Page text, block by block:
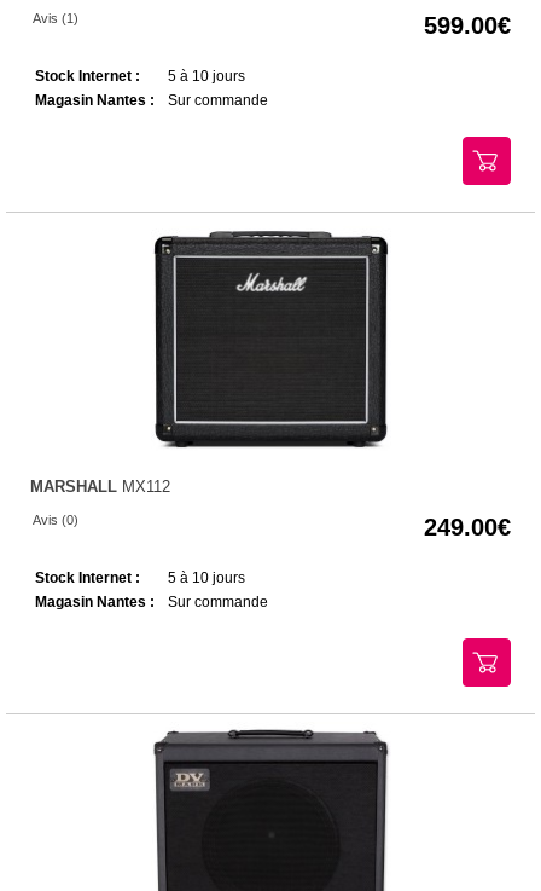
Avis (1) 599.00
Stock Internet :
5 à 10 jours
Magasin Nantes :
Sur commande
MARSHALL MX112
Avis (0) 249.00
Stock Internet :
5 à 10 jours
Magasin Nantes :
Sur commande